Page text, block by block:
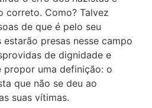
correto. Como? Talvez
de que é pelo seu
presas nesse campo
de dignidade e
propor uma definição: o
que não se deu ao
suas vítimas.